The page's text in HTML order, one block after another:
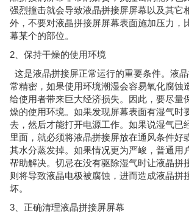
强烈撞击就会导致液晶拼接屏屏幕以及其它
外，不要对液晶拼接屏屏幕表面施加压力，
幕某个的部位。
2、保持干燥的使用环境
这是液晶拼接屏正常运行的重要条件。液
常精密，如果使用环境潮湿会容易氧化腐蚀
给使用者带来巨大经济损失。因此，要尽量
燥的使用环境。如果发现屏幕表面有湿气时
去，然后才能打开电源工作。如果说湿气已
里面，就必须将液晶拼接屏放在通风条件好
其水分蒸发掉。如果情况更为严峻，普通用
帮助解决。切忌在没有驱除湿气时让液晶拼
则将导致液晶电极被腐蚀，进而造成液晶拼
坏。
3、正确清理液晶拼接屏屏幕